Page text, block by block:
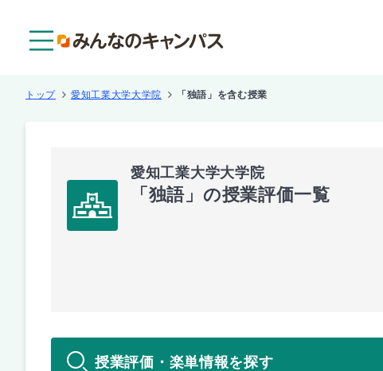
トップ 愛知工業大学大学院 「独語」を含む授業
愛知工業大学大学院
「独語」の授業評価一覧
授業評価・楽単情報を探す